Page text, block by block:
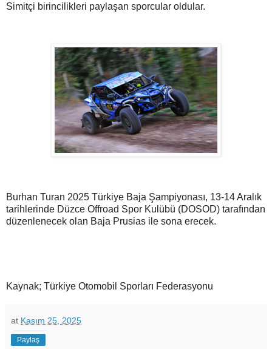
Simitçi birincilikleri paylaşan sporcular oldular.
Burhan Turan 2025 Türkiye Baja Şampiyonası, 13-14 Aralık
tarihlerinde Düzce Offroad Spor Kulübü (DOSOD) tarafından
düzenlenecek olan Baja Prusias ile sona erecek.
Kaynak; Türkiye Otomobil Sporları Federasyonu
at Kasım 25, 2025
Paylaş